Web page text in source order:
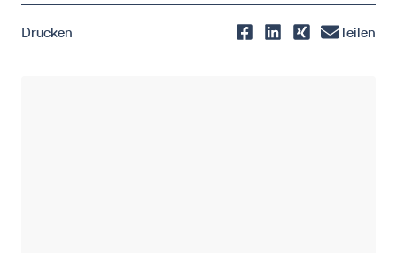
Drucken Teilen